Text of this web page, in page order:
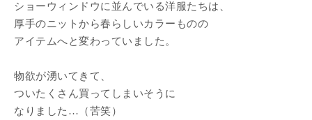
ショーウィンドウに並んでいる洋服たちは、
厚手のニットから春らしいカラーものの
アイテムへと変わっていました。
物欲が湧いてきて、
ついたくさん買ってしまいそうに
なりました…（苦笑）